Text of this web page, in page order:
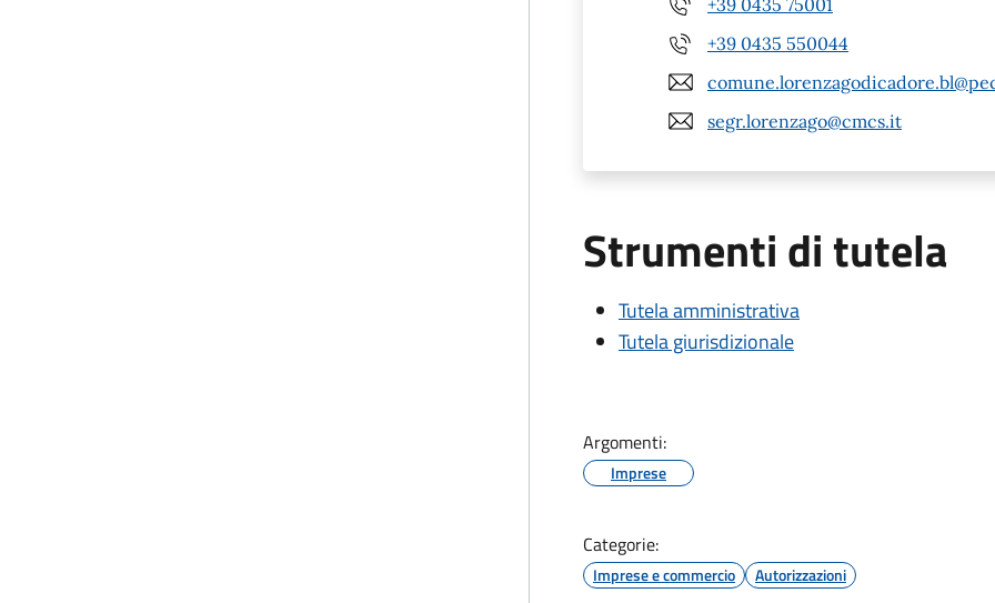
+39 0435 550044
segr.lorenzago@cmcs.it
Strumenti di tutela
Tutela amministrativa
Tutela giurisdizionale
Argomenti:
Imprese
Categorie:
Imprese e commercio Autorizzazioni